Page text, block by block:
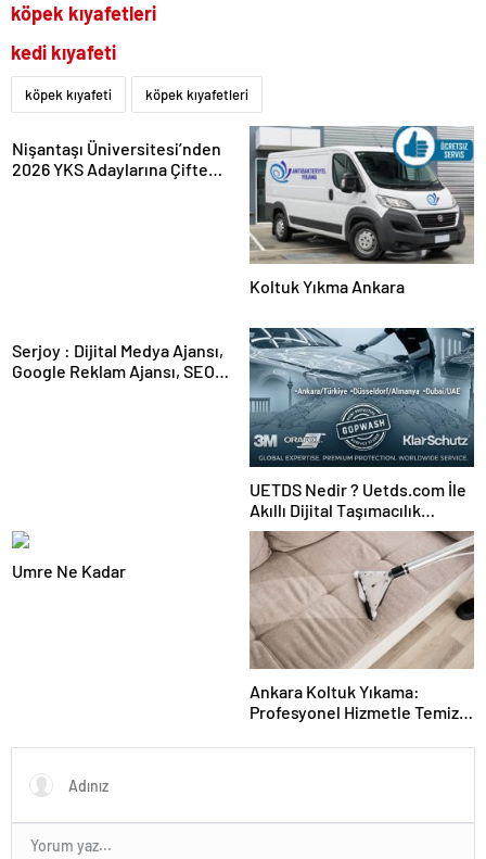
köpek kıyafetleri
kedi kıyafeti
köpek kıyafeti köpek kıyafetleri
Nişantaşı Üniversitesi’nden
2026 YKS Adaylarına Çifte
Koltuk Yıkma Ankara
Serjoy : Dijital Medya Ajansı,
Google Reklam Ajansı, SEO
UETDS Nedir ? Uetds.com İle
Akıllı Dijital Taşımacılık
Yazılımı
Umre Ne Kadar
Ankara Koltuk Yıkama:
Profesyonel Hizmetle Temiz